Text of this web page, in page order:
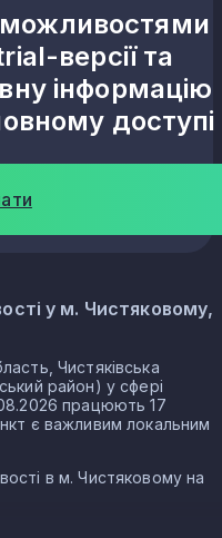
версії та
інформацію
доступі
у м. Чистяковому,
Чистяківська
район) у сфері
працюють 17
є важливим локальним
в м. Чистяковому на